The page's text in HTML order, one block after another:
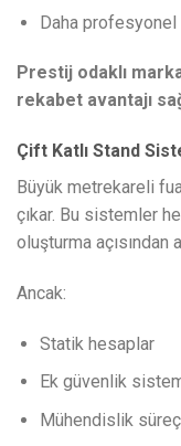
Daha profesyonel
Prestij odaklı
rekabet avantajı
Çift Katlı Stand
Büyük metrekareli
çıkar. Bu sistemler
oluşturma açısından
Ancak:
Statik hesaplar
Ek güvenlik
Mühendislik